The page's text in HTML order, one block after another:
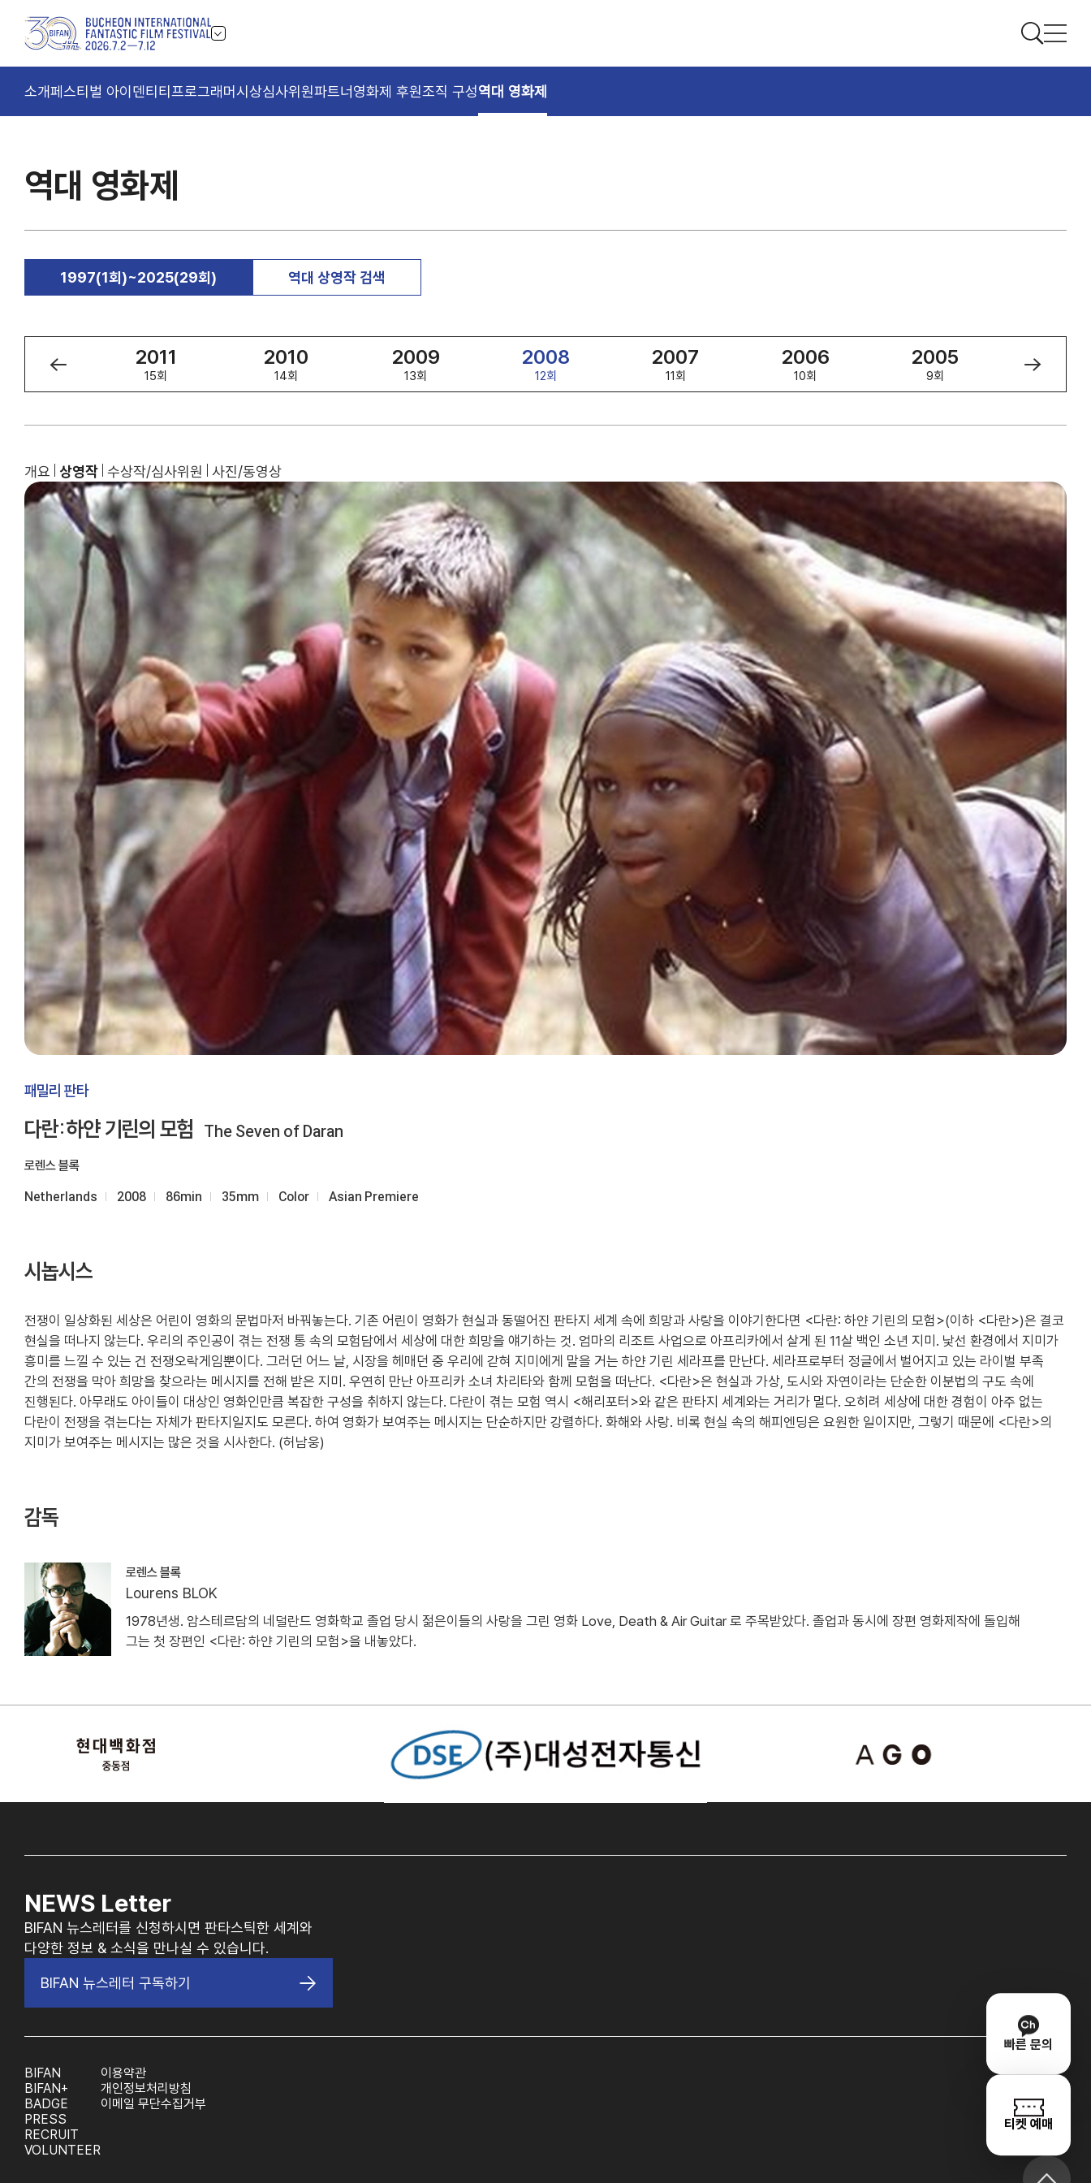
빠른 문의
티켓 예매
소개페스티벌 아이덴티티 프로그래머시상심사위원파트너영화제 후원조직 구성역대 영화제
역대 영화제
1997(1회)~2025(29회) 역대 상영작 검색
2011
15회
2010
14회
2009
13회
2008
12회
2007
11회
2006
10회
2005
9회
개요 상영작 수상작/심사위원 사진/동영상
패밀리 판타
다란:하얀 기린의 모험 The Seven of Daran
로렌스 블록
Netherlands 2008 86min 35mm Color Asian Premiere
시놉시스
전쟁이 일상화된 세상은 어린이 영화의 문법마저 바꿔놓는다. 기존 어린이 영화가 현실과 동떨어진 판타지 세계 속에 희망과 사랑을 이야기한다면 <다란: 하얀 기린의 모험>(이하 <다란>)은 결코
현실을 떠나지 않는다. 우리의 주인공이 겪는 전쟁 통 속의 모험담에서 세상에 대한 희망을 얘기하는 것. 엄마의 리조트 사업으로 아프리카에서 살게 된 11살 백인 소년 지미. 낯선 환경에서 지미가
흥미를 느낄 수 있는 건 전쟁오락게임뿐이다. 그러던 어느 날, 시장을 헤매던 중 우리에 갇혀 지미에게 말을 거는 하얀 기린 세라프를 만난다. 세라프로부터 정글에서 벌어지고 있는 라이벌 부족
간의 전쟁을 막아 희망을 찾으라는 메시지를 전해 받은 지미. 우연히 만난 아프리카 소녀 차리타와 함께 모험을 떠난다. <다란>은 현실과 가상, 도시와 자연이라는 단순한 이분법의 구도 속에
진행된다. 아무래도 아이들이 대상인 영화인만큼 복잡한 구성을 취하지 않는다. 다란이 겪는 모험 역시 <해리포터>와 같은 판타지 세계와는 거리가 멀다. 오히려 세상에 대한 경험이 아주 없는
다란이 전쟁을 겪는다는 자체가 판타지일지도 모른다. 하여 영화가 보여주는 메시지는 단순하지만 강렬하다. 화해와 사랑. 비록 현실 속의 해피엔딩은 요원한 일이지만, 그렇기 때문에 <다란>의
지미가 보여주는 메시지는 많은 것을 시사한다. (허남웅)
감독
로렌스 블록
Lourens BLOK
1978년생. 암스테르담의 네덜란드 영화학교 졸업 당시 젊은이들의 사랑을 그린 영화 Love, Death & Air Guitar 로 주목받았다. 졸업과 동시에 장편 영화제작에 돌입해
그는 첫 장편인 <다란: 하얀 기린의 모험>을 내놓았다.
NEWS Letter
BIFAN 뉴스레터를 신청하시면 판타스틱한 세계와
다양한 정보 & 소식을 만나실 수 있습니다.
BIFAN 뉴스레터 구독하기
BIFAN
BIFAN+
BADGE
PRESS
RECRUIT
VOLUNTEER
이용약관
개인정보처리방침
이메일 무단수집거부